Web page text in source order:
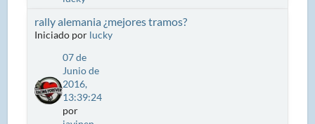
rally alemania ¿mejores tramos?
Iniciado por lucky
07 de
Junio de
2016,
13:39:24
por